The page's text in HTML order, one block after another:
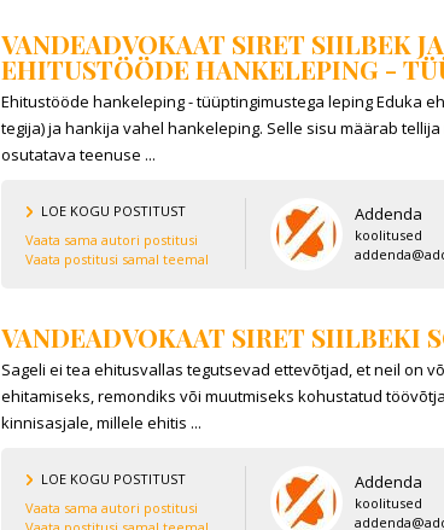
VANDEADVOKAAT SIRET SIILBEK
EHITUSTÖÖDE HANKELEPING -
Ehitustööde hankeleping - tüüptingimustega leping Eduka
tegija) ja hankija vahel hankeleping. Selle sisu määrab
osutatava teenuse ...
LOE KOGU POSTITUST
Vaata sama autori postitusi
Vaata postitusi samal teemal
Addenda
koolitused
VANDEADVOKAAT SIRET SIILBEKI
Sageli ei tea ehitusvallas tegutsevad ettevõtjad, et neil on
ehitamiseks, remondiks või muutmiseks kohustatud
kinnisasjale, millele ehitis ...
LOE KOGU POSTITUST
Vaata sama autori postitusi
Addenda
koolitused